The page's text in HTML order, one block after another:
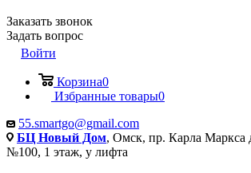
Заказать звонок
Задать вопрос
Войти
Корзина0
Избранные товары0
55.smartgo@gmail.com
БЦ Новый Дом, Омск, пр. Карла Маркса
№100, 1 этаж, у лифта